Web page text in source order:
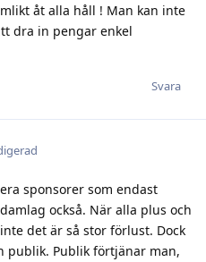
åt alla håll ! Man kan inte
dra in pengar enkel
Svara
sponsorer som endast
också. När alla plus och
det är så stor förlust. Dock
publik. Publik förtjänar man,